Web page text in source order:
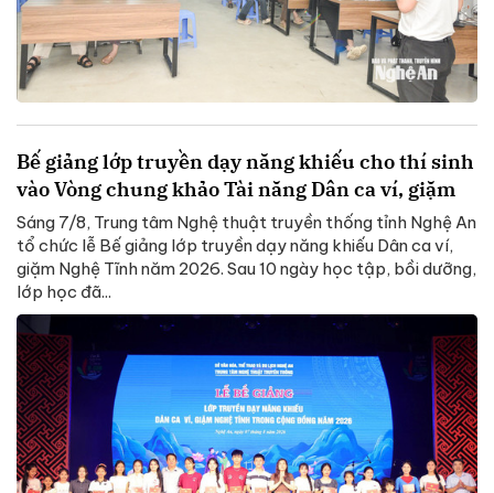
Bế giảng lớp truyền dạy năng khiếu cho thí sinh
vào Vòng chung khảo Tài năng Dân ca ví, giặm
Sáng 7/8, Trung tâm Nghệ thuật truyền thống tỉnh Nghệ An
tổ chức lễ Bế giảng lớp truyền dạy năng khiếu Dân ca ví,
giặm Nghệ Tĩnh năm 2026. Sau 10 ngày học tập, bồi dưỡng,
lớp học đã...